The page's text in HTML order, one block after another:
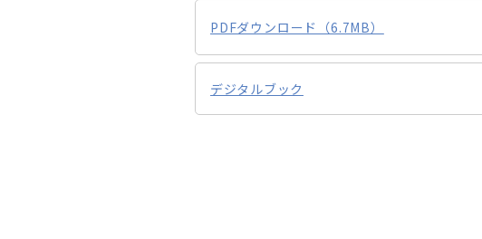
PDFダウンロード（6.7MB）
デジタルブック